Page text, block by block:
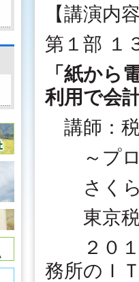
【講演内
第１部 １
「紙から
利用で会
講師：
～プロ
さくら
東京税
２０１
務所のＩ